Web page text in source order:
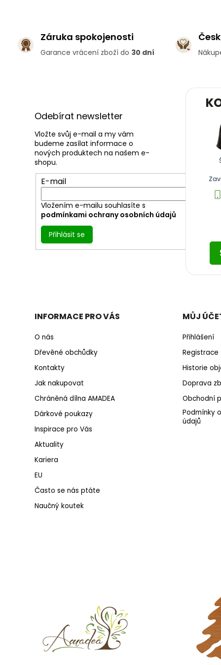
Záruka spokojenosti
Garance vrácení zboží do 30 dní
Odebírat newsletter
Vložte svůj e-mail a my vám
budeme zasílat informace o
nových produktech na našem e-
shopu.
E-mail
Vložením e-mailu souhlasíte s
podmínkami ochrany osobních údajů
Přihlásit se
INFORMACE PRO VÁS
O nás
Dřevěné obchůdky
Kontakty
Jak nakupovat
Chráněná dílna AMADEA
Dárkové poukazy
Inspirace pro Vás
Aktuality
Kariera
EU
Často se nás ptáte
Naučný koutek
MŮJ
Přihlášení
Registrace
Historie
Doprava
Obchodní
Podmínky
údajů